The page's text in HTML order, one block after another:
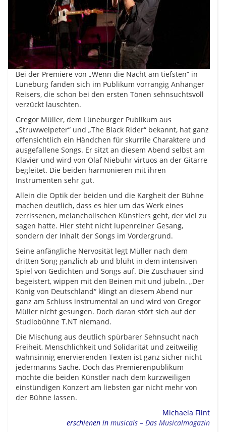
Bei der Premiere von „Wenn die Nacht am tiefsten“ in
Lüneburg fanden sich im Publikum vorrangig Anhänger
Reisers, die schon bei den ersten Tönen sehnsuchtsvoll
verzückt lauschten.
Gregor Müller, dem Lüneburger Publikum aus
„Struwwelpeter“ und „The Black Rider“ bekannt, hat ganz
offensichtlich ein Händchen für skurrile Charaktere und
ausgefallene Songs. Er sitzt an diesem Abend selbst am
Klavier und wird von Olaf Niebuhr virtuos an der Gitarre
begleitet. Die beiden harmonieren mit ihren
Instrumenten sehr gut.
Allein die Optik der beiden und die Kargheit der Bühne
machen deutlich, dass es hier um das Werk eines
zerrissenen, melancholischen Künstlers geht, der viel zu
sagen hatte. Hier steht nicht lupenreiner Gesang,
sondern der Inhalt der Songs im Vordergrund.
Seine anfängliche Nervosität legt Müller nach dem
dritten Song gänzlich ab und blüht in dem intensiven
Spiel von Gedichten und Songs auf. Die Zuschauer sind
begeistert, wippen mit den Beinen mit und jubeln. „Der
König von Deutschland“ klingt an diesem Abend nur
ganz am Schluss instrumental an und wird von Gregor
Müller nicht gesungen. Doch daran stört sich auf der
Studiobühne T.NT niemand.
Die Mischung aus deutlich spürbarer Sehnsucht nach
Freiheit, Menschlichkeit und Solidarität und zeitweilig
wahnsinnig enervierenden Texten ist ganz sicher nicht
jedermanns Sache. Doch das Premierenpublikum
möchte die beiden Künstler nach dem kurzweiligen
einstündigen Konzert am liebsten gar nicht mehr von
der Bühne lassen.
Michaela Flint
erschienen in musicals – Das Musicalmagazin